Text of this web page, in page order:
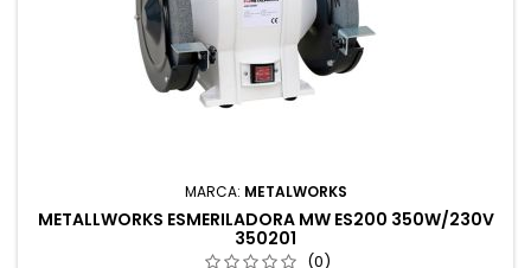
MARCA: METALWORKS
METALLWORKS ESMERILADORA MW ES200 350W/230V
350201
(0)